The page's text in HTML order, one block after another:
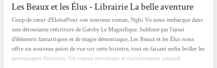
Les Beaux et les Élus - Librairie La belle aventure
Coup de cœur d'EloïsePour son nouveau roman, Nghi Vo nous embarque dans
une déroutante réécriture de Gatsby Le Magnifique. Sublimé par l'ajout
d'éléments fantastiques et de magie démoniaque, Les Beaux et les Élus nous
offre un nouveau point de vue sur cette histoire, tout en faisant enfin briller les
personnages féminins. Un roman envoûtant et curieusement sensuel.